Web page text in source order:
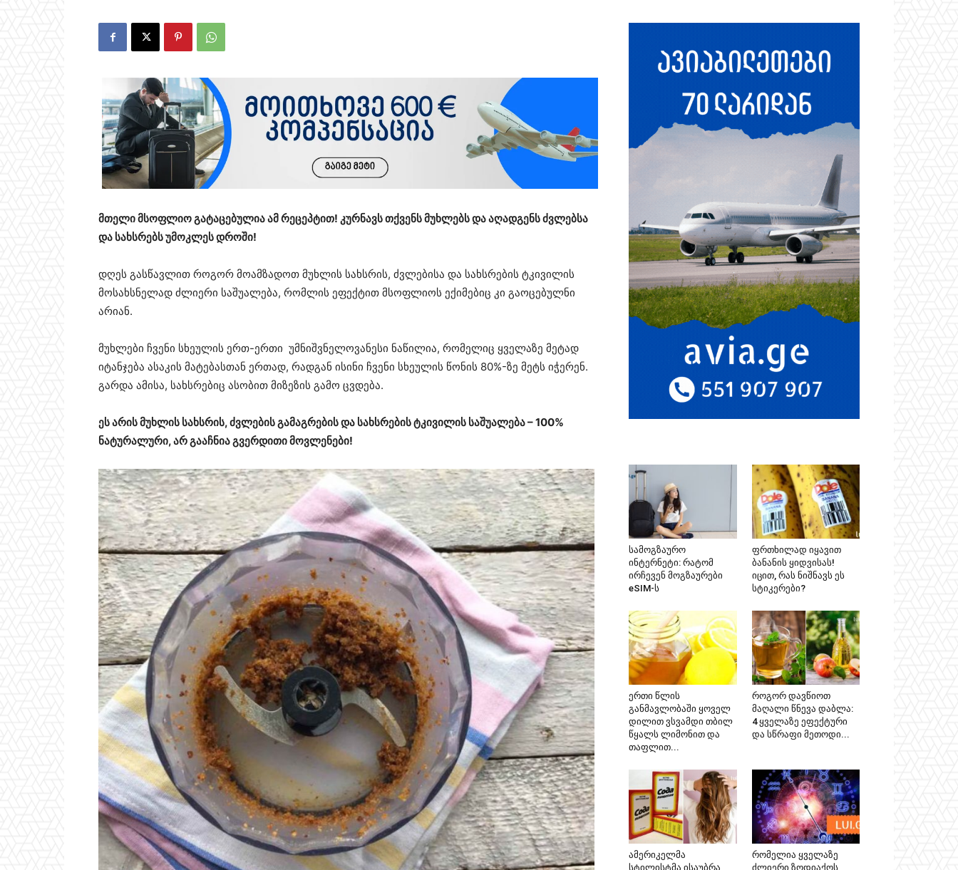
მთელი მსოფლიო გატაცებულია ამ რეცეპტით! კურნავს თქვენს მუხლებს და აღადგენს ძვლებსა
და სახსრებს უმოკლეს დროში!
დღეს გასწავლით როგორ მოამზადოთ მუხლის სახსრის, ძვლებისა და სახსრების ტკივილის
მოსახსნელად ძლიერი საშუალება, რომლის ეფექტით მსოფლიოს ექიმებიც კი გაოცებულნი
არიან.
მუხლები ჩვენი სხეულის ერთ-ერთი უმნიშვნელოვანესი ნაწილია, რომელიც ყველაზე მეტად
იტანჯება ასაკის მატებასთან ერთად, რადგან ისინი ჩვენი სხეულის წონის 80%-ზე მეტს იჭერენ.
გარდა ამისა, სახსრებიც ასობით მიზეზის გამო ცვდება.
ეს არის მუხლის სახსრის, ძვლების გამაგრების და სახსრების ტკივილის საშუალება – 100%
ნატურალური, არ გააჩნია გვერდითი მოვლენები!
სამოგზაურო
ინტერნეტი: რატომ
ირჩევენ მოგზაურები
eSIM-ს
ფრთხილად იყავით
ბანანის ყიდვისას!
იცით, რას ნიშნავს ეს
სტიკერები?
ერთი წლის
განმავლობაში ყოველ
დილით ვსვამდი თბილ
წყალს ლიმონით და
თაფლით...
როგორ დავწიოთ
მაღალი წნევა დაბლა:
4 ყველაზე ეფექტური
და სწრაფი მეთოდი...
ამერიკელმა
სტილისტმა ისაუბრა
რომელია ყველაზე
ძლიერი ზოდიაქოს